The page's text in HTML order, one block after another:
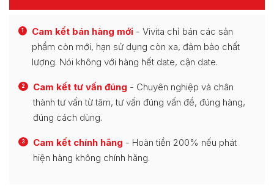
1 Cam kết bán hàng mới - Vivita chỉ bán các sản
phẩm còn mới, hạn sử dụng còn xa, đảm bảo chất
lượng. Nói không với hàng hết date, cận date.
2 Cam kết tư vấn đúng - Chuyên nghiệp và chân
thành tư vấn từ tâm, tư vấn đúng vấn đề, đúng hàng,
đúng cách dùng.
3 Cam kết chính hãng - Hoàn tiền 200% nếu phát
hiện hàng không chính hãng.